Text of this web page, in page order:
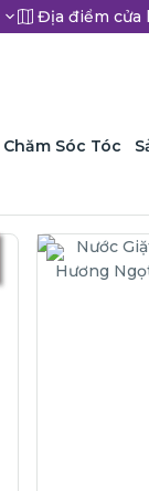
Địa điểm cửa
Chăm Sóc Tóc